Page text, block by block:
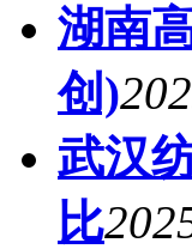
湖南
创)
武汉
比